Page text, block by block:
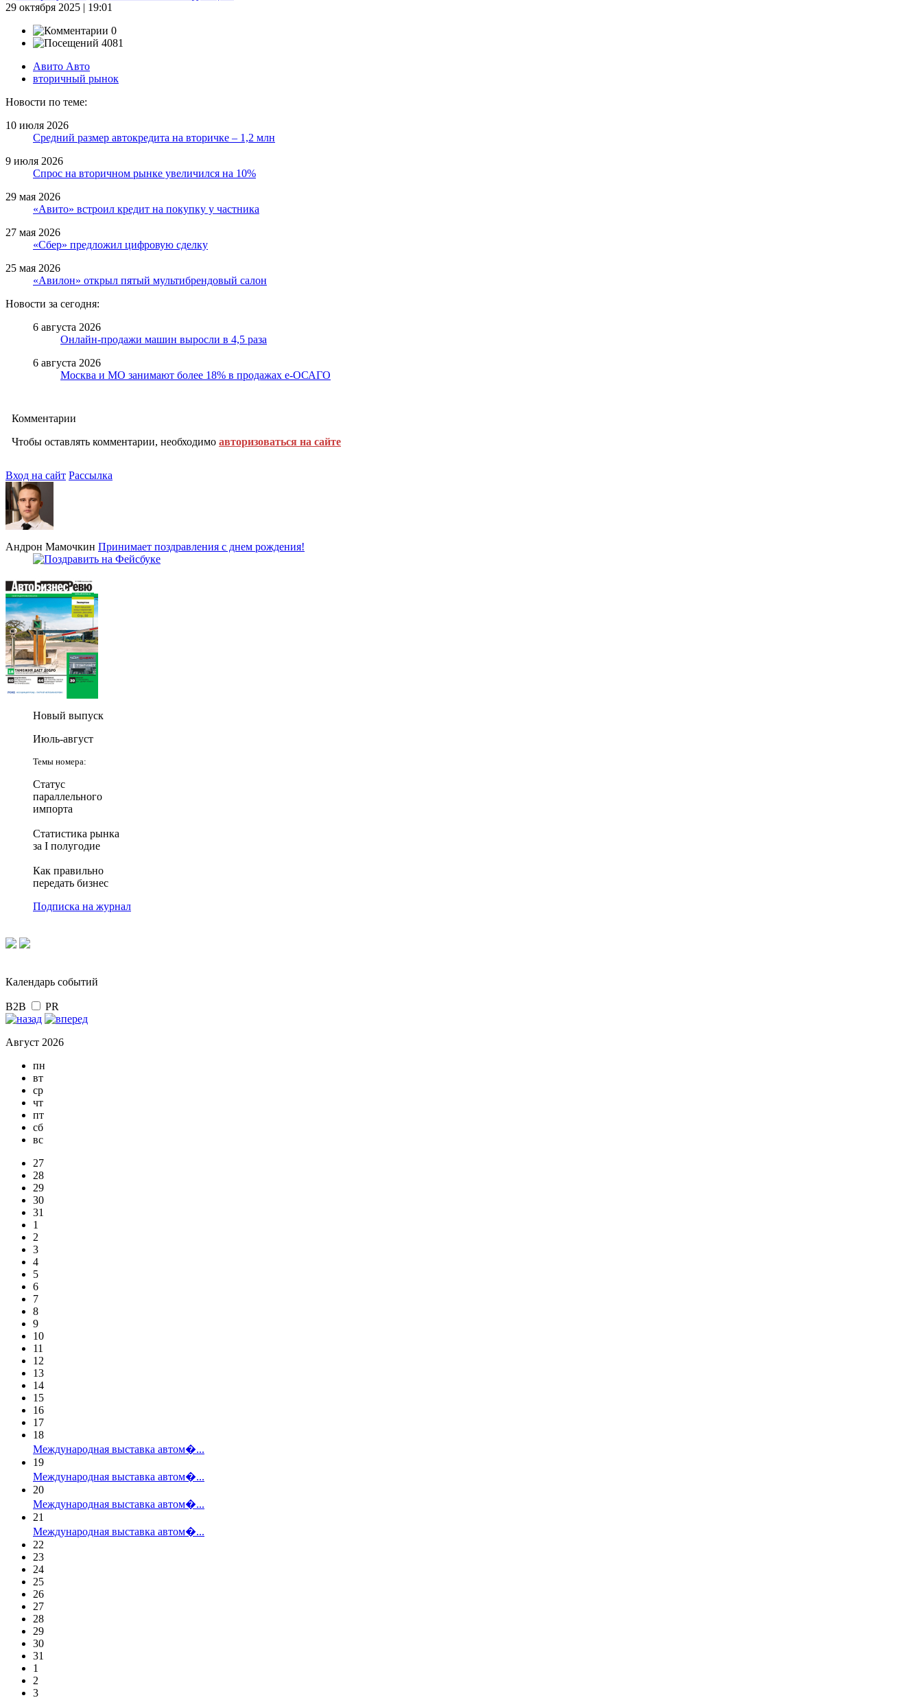
29 октября 2025 | 19:01
0
4081
Авито Авто
вторичный рынок
Новости по теме:
10 июля 2026
Средний размер автокредита на вторичке – 1,2 млн
9 июля 2026
Спрос на вторичном рынке увеличился на 10%
29 мая 2026
«Авито» встроил кредит на покупку у частника
27 мая 2026
«Сбер» предложил цифровую сделку
25 мая 2026
«Авилон» открыл пятый мультибрендовый салон
Новости за сегодня:
6 августа 2026
Онлайн-продажи машин выросли в 4,5 раза
6 августа 2026
Москва и МО занимают более 18% в продажах е-ОСАГО
Комментарии
Чтобы оставлять комментарии, необходимо авторизоваться на сайте
Вход на сайт Рассылка
Андрон Мамочкин Принимает поздравления с днем рождения!
Новый выпуск
Июль-август
Темы номера:
Статус
параллельного
импорта
Статистика рынка
за I полугодие
Как правильно
передать бизнес
Подписка на журнал
Календарь событий
B2B PR
Август 2026
пн
вт
ср
чт
пт
сб
вс
27
28
29
30
31
1
2
3
4
5
6
7
8
9
10
11
12
13
14
15
16
17
18
Международная выставка автом�...
19
Международная выставка автом�...
20
Международная выставка автом�...
21
Международная выставка автом�...
22
23
24
25
26
27
28
29
30
31
1
2
3